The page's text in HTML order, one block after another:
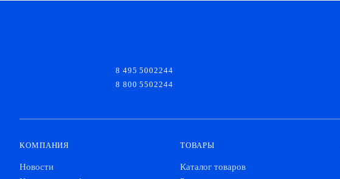
8 495 5002244
8 800 5502244
КОМПАНИЯ
Новости
ТОВАРЫ
Каталог товаров